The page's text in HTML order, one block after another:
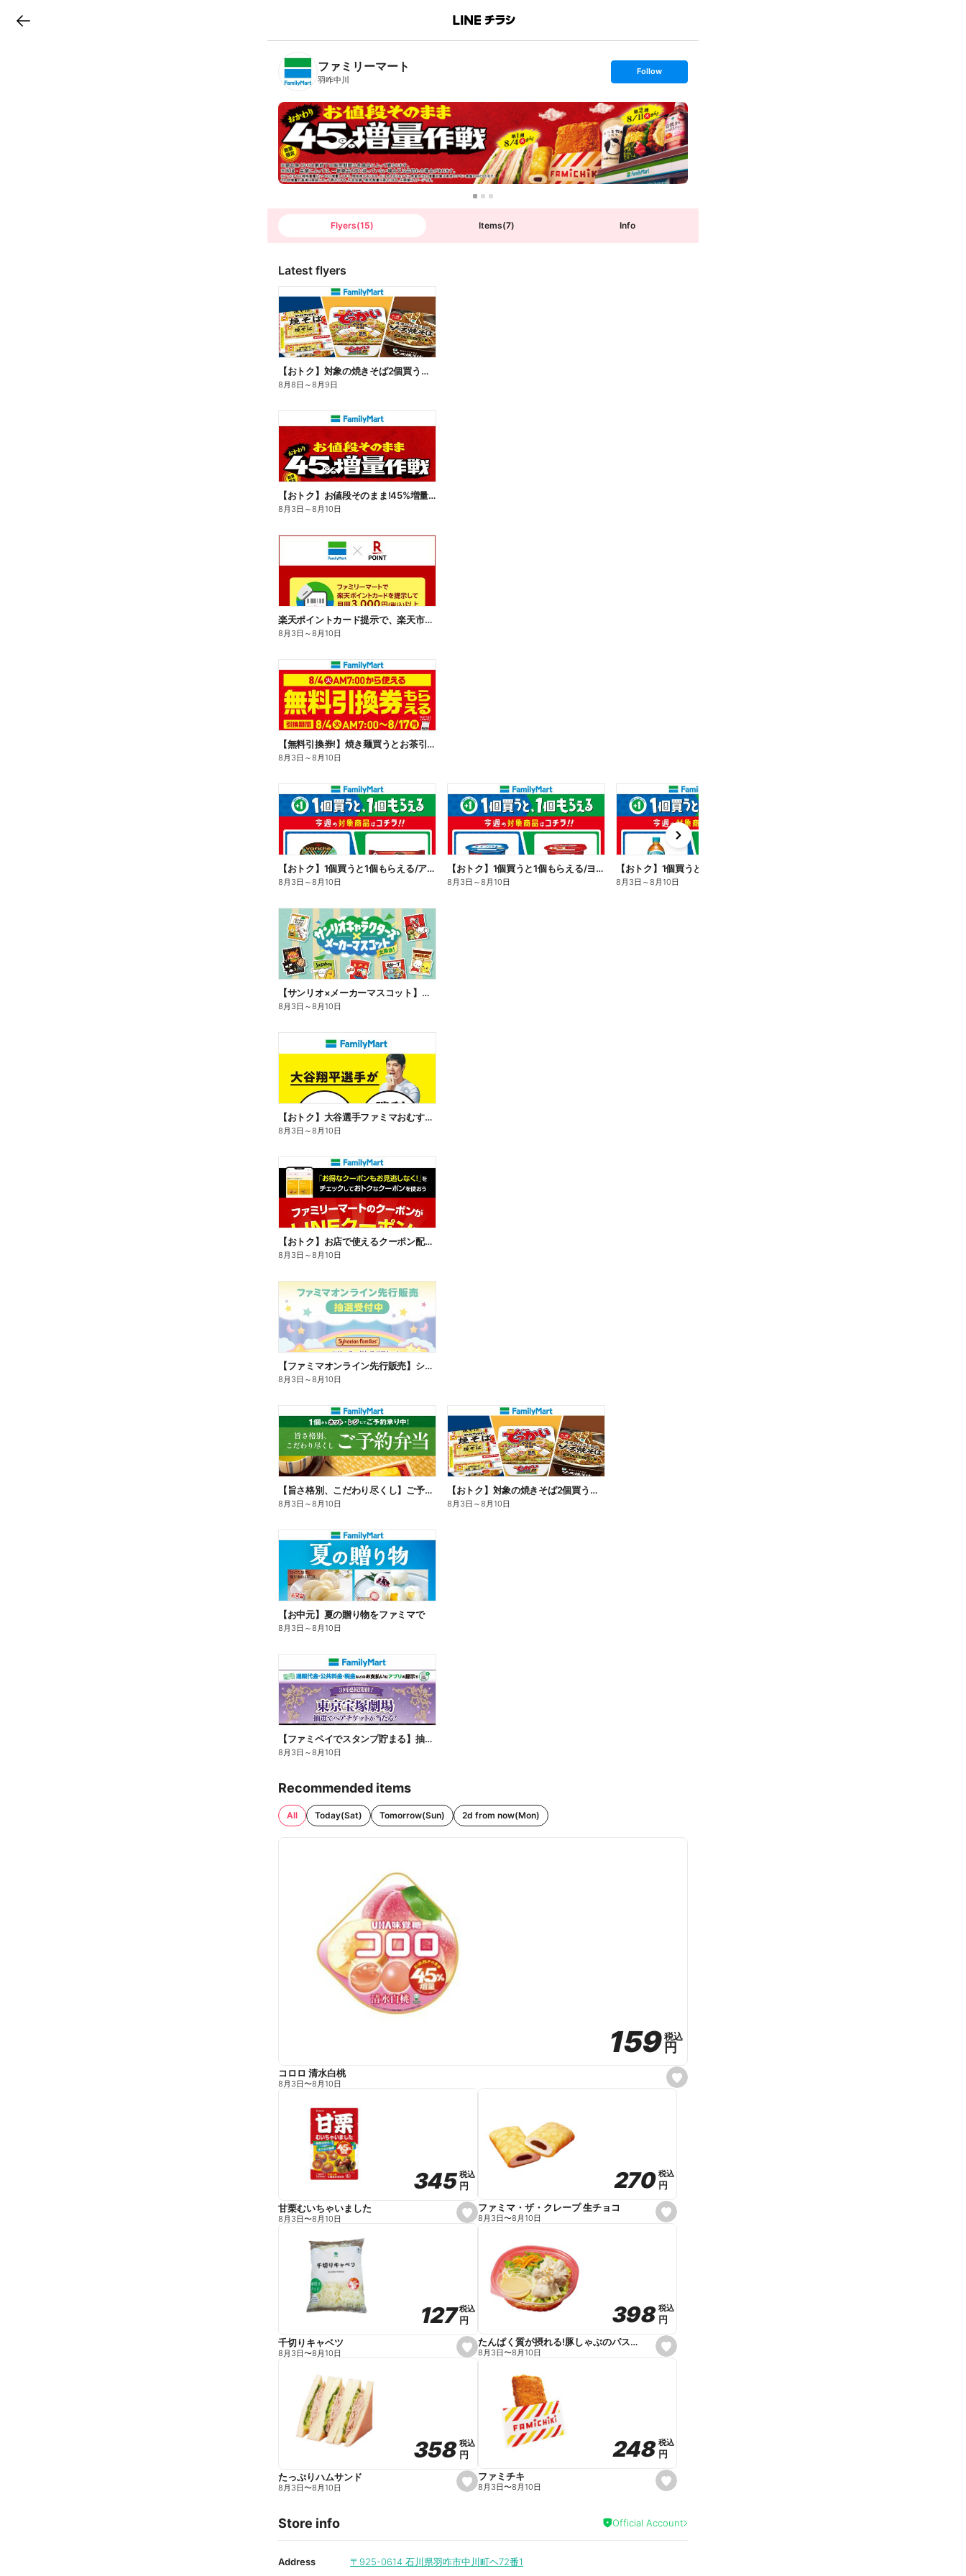
B
n
T
ファミリーマート
羽咋中川
s
t
o
l
l
o
w
Follow
Flyers(15) Items(7) Info
Latest flyers
【おトク】対象の焼きそば2個買うと100円引き!
8月8日 ～8月9日
【おトク】お値段そのまま!45%増量作戦!
8月3日 ～8月10日
楽天ポイントカード提示で、楽天市場でのお買い物がおトクに!
8月3日 ～8月10日
【無料引換券!】焼き麺買うとお茶引換券貰える!
8月3日 ～8月10日
【おトク】1個買うと1個もらえる/アイス
8月3日 ～8月10日
【おトク】1個買うと1個もらえる/ヨーグルト
8月3日 ～8月10日
【おトク】1個買うと1個もらえる/麦茶
8月3日 ～8月10日
e
x
t
【サンリオ×メーカーマスコット】オリジナルグッズ貰える!
8月3日 ～8月10日
【おトク】大谷選手ファミマおむすび割
8月3日 ～8月10日
【おトク】お店で使えるクーポン配信中
8月3日 ～8月10日
【ファミマオンライン先行販売】シルバニアファミリー
8月3日 ～8月10日
【旨さ格別、こだわり尽くし】ご予約弁当
8月3日 ～8月10日
【おトク】対象の焼きそば2個買うと100円引き!
8月3日 ～8月10日
【お中元】夏の贈り物をファミマで
8月3日 ～8月10日
【ファミペイでスタンプ貯まる】抽選でペアチケットが当たる!
8月3日 ～8月10日
Recommended items
All Today(Sat) Tomorrow(Sun) 2d from now(Mon)
s
e
159
159税込
税込
円
円
コロロ 清水白桃
8月3日〜8月10日
s
e
e
345
345税込
税込
円
円
甘栗むいちゃいました
8月3日〜8月10日
s
e
e
270
270 税込
税込
円
円
ファミマ・ザ・クレープ 生チョコ
8月3日〜8月10日
s
e
e
127
127税込
税込
円
円
千切りキャベツ
8月3日〜8月10日
s
e
e
398
398 税込
税込
円
円
たんぱく質が摂れる!豚しゃぶのパスタサラダ
8月3日〜8月10日
s
e
i
t
358
358税込
税込
円
円
たっぷりハムサンド
8月3日〜8月10日
s
e
a
248
248 税込
税込
円
円
ファミチキ
8月3日〜8月10日
Store info Official Account
Address 〒925-0614 石川県羽咋市中川町ヘ72番1